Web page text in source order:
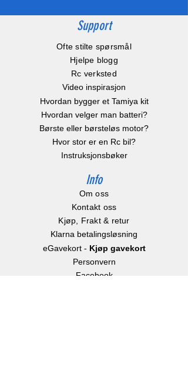
Support
Ofte stilte spørsmål
Hjelpe blogg
Rc verksted
Video inspirasjon
Hvordan bygger et Tamiya kit
Hvordan velger man batteri?
Børste eller børsteløs motor?
Hvor stor er en Rc bil?
Instruksjonsbøker
Info
Om oss
Kontakt oss
Kjøp, Frakt & retur
Klarna betalingsløsning
eGavekort- Kjøp gavekort
Personvern
Facebook